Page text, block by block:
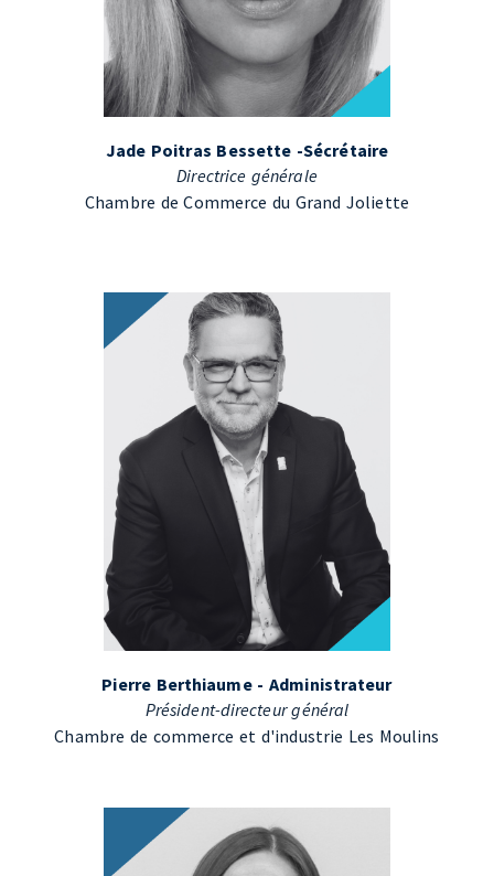
Jade Poitras Bessette -Sécrétaire
Directrice générale
Chambre de Commerce du Grand Joliette
Pierre Berthiaume - Administrateur
Président-directeur général
Chambre de commerce et d'industrie Les Moulins